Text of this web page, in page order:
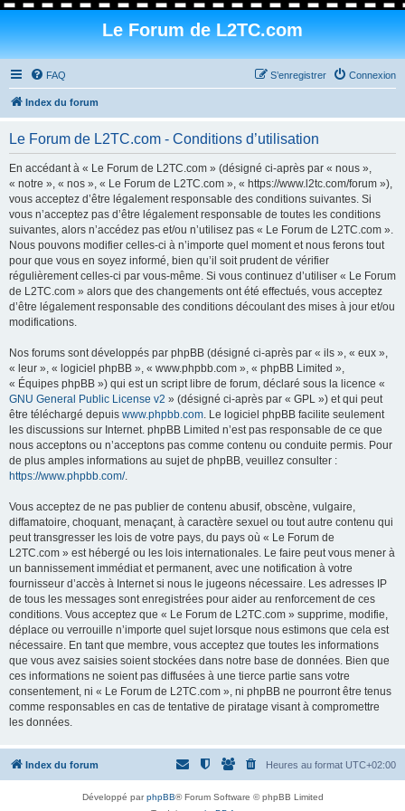
Le Forum de L2TC.com
FAQ Connexion
S’enregistrer
Index du forum
Le Forum de L2TC.com - Conditions d’utilisation
En accédant à « Le Forum de L2TC.com » (désigné ci-après par « nous »,
« notre », « nos », « Le Forum de L2TC.com », « https://www.l2tc.com/forum »),
vous acceptez d’être légalement responsable des conditions suivantes. Si
vous n’acceptez pas d’être légalement responsable de toutes les conditions
suivantes, alors n’accédez pas et/ou n’utilisez pas « Le Forum de L2TC.com ».
Nous pouvons modifier celles-ci à n’importe quel moment et nous ferons tout
pour que vous en soyez informé, bien qu’il soit prudent de vérifier
régulièrement celles-ci par vous-même. Si vous continuez d’utiliser « Le Forum
de L2TC.com » alors que des changements ont été effectués, vous acceptez
d’être légalement responsable des conditions découlant des mises à jour et/ou
modifications.
Nos forums sont développés par phpBB (désigné ci-après par « ils », « eux »,
« leur », « logiciel phpBB », « www.phpbb.com », « phpBB Limited »,
« Équipes phpBB ») qui est un script libre de forum, déclaré sous la licence «
GNU General Public License v2 » (désigné ci-après par « GPL ») et qui peut
être téléchargé depuis www.phpbb.com. Le logiciel phpBB facilite seulement
les discussions sur Internet. phpBB Limited n’est pas responsable de ce que
nous acceptons ou n’acceptons pas comme contenu ou conduite permis. Pour
de plus amples informations au sujet de phpBB, veuillez consulter :
https://www.phpbb.com/.
Vous acceptez de ne pas publier de contenu abusif, obscène, vulgaire,
diffamatoire, choquant, menaçant, à caractère sexuel ou tout autre contenu qui
peut transgresser les lois de votre pays, du pays où « Le Forum de
L2TC.com » est hébergé ou les lois internationales. Le faire peut vous mener à
un bannissement immédiat et permanent, avec une notification à votre
fournisseur d’accès à Internet si nous le jugeons nécessaire. Les adresses IP
de tous les messages sont enregistrées pour aider au renforcement de ces
conditions. Vous acceptez que « Le Forum de L2TC.com » supprime, modifie,
déplace ou verrouille n’importe quel sujet lorsque nous estimons que cela est
nécessaire. En tant que membre, vous acceptez que toutes les informations
que vous avez saisies soient stockées dans notre base de données. Bien que
ces informations ne soient pas diffusées à une tierce partie sans votre
consentement, ni « Le Forum de L2TC.com », ni phpBB ne pourront être tenus
comme responsables en cas de tentative de piratage visant à compromettre
les données.
Index du forum Heures au format UTC+02:00
Développé parphpBB® Forum Software © phpBB Limited